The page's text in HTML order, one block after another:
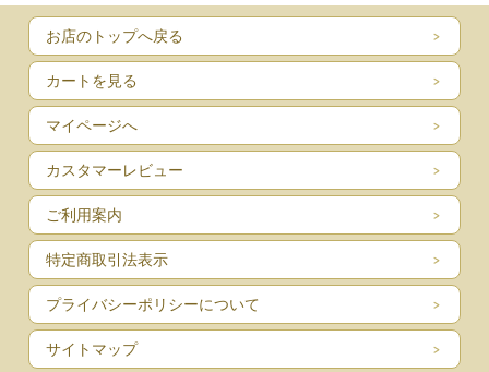
お店のトップへ戻る
カートを見る
マイページへ
カスタマーレビュー
ご利用案内
特定商取引法表示
プライバシーポリシーについて
サイトマップ